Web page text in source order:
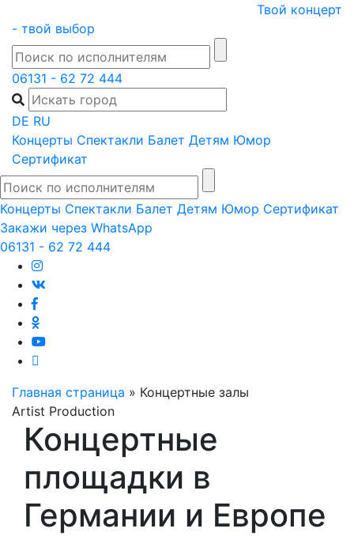
content
Твой концерт
- твой выбор
06131 - 62 72 444
DE RU
Концерты Спектакли Балет Детям Юмор
Сертификат
Концерты Спектакли Балет Детям Юмор Сертификат
Закажи через WhatsApp
06131 - 62 72 444
Главная страница » Концертные залы
Artist Production
Концертные
площадки в
Германии и Европе